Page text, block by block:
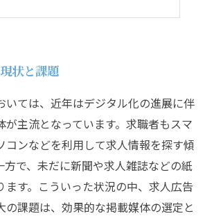
状と課題
いては、近年はデジタル化の進展に伴
が主流となっています。求職者もスマ
コンなどを利用して求人情報を探す傾
方で、未だに新聞や求人雑誌などの紙
ます。こういった状況の中、求人広告
の課題は、効果的な掲載媒体の選定と